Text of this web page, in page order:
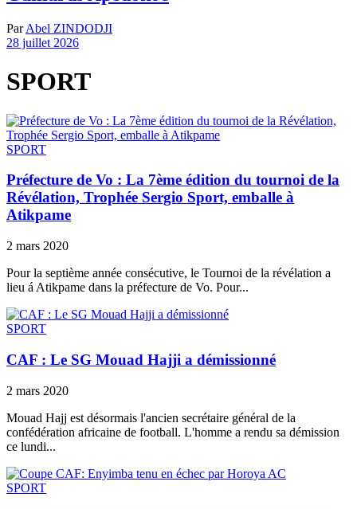
Par Abel ZINDODJI
28 juillet 2026
SPORT
SPORT
Préfecture de Vo : La 7ème édition du tournoi de la
Révélation, Trophée Sergio Sport, emballe à
Atikpame
2 mars 2020
Pour la septième année consécutive, le Tournoi de la révélation a
lieu á Atikpame dans la préfecture de Vo. Pour...
SPORT
CAF : Le SG Mouad Hajji a démissionné
2 mars 2020
Mouad Hajj est désormais l'ancien secrétaire général de la
confédération africaine de football. L'homme a rendu sa démission
ce lundi...
SPORT